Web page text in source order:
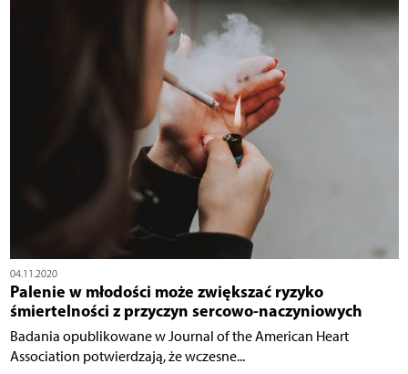
04.11.2020
Palenie w młodości może zwiększać ryzyko
śmiertelności z przyczyn sercowo-naczyniowych
Badania opublikowane w Journal of the American Heart
Association potwierdzają, że wczesne...